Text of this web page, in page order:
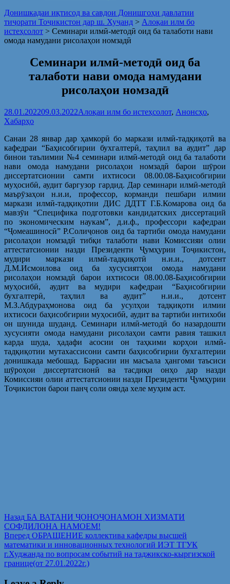
Донишкадаи иқтисод ва савдои Донишгоҳи давлатии
тиҷорати Тоҷикистон дар ш. Хуҷанд > Алоқаи илм бо
истеҳсолот > Семинари илмӣ-методӣ оид ба талаботи нави
омода намудани рисолаҳои номзадӣ
Семинари илмӣ-методӣ оид ба
талаботи нави омода намудани
рисолаҳои номзадӣ
28.01.202209.03.2022Алоқаи илм бо истеҳсолот, Анонсҳо,
Хабарҳо
Санаи 28 январ дар ҳамкорӣ бо маркази илмӣ-тадқиқотӣ ва
кафедраи “Баҳисобгирии бухгалтерӣ, таҳлил ва аудит” дар
бинои таълимии №4 семинари илмӣ-методӣ оид ба талаботи
нави омода намудани рисолаҳои номзадӣ барои шӯрои
диссертатсионии самти ихтисоси 08.00.08-Баҳисобгирии
муҳосибӣ, аудит баргузор гардид. Дар семинари илмӣ-методӣ
маърӯзаҳои н.и.и, профессор, корманди пешбари илмии
маркази илмӣ-тадқиқотии ДИС ДДТТ Г.Б.Комарова оид ба
мавзӯи “Специфика подготовки кандидатских диссертаций
по экономическим наукам”, д.и.ф., профессори кафедраи
“Ҷомеашиносӣ” Р.Солиҷонов оид ба тартиби омода намудани
рисолаҳои номзадӣ тибқи талаботи нави Комиссияи олии
аттестатсионии назди Президенти Ҷумҳурии Тоҷикистон,
мудири маркази илмӣ-тадқиқотӣ н.и.и., дотсент
Д.М.Исмоилова оид ба хусусиятҳои омода намудани
рисолаҳои номзадӣ барои ихтисоси 08.00.08-Баҳисобгирии
муҳосибӣ, аудит ва мудири кафедраи “Баҳисобгирии
бухгалтерӣ, таҳлил ва аудит” н.и.и., дотсент
М.З.Абдураҳмонова оид ба усулҳои тадқиқоти илмии
ихтисоси баҳисобгирии муҳосибӣ, аудит ва тартиби интихоби
он шунида шуданд. Семинари илмӣ-методӣ бо назардошти
хусусияти омода намудани рисолаҳои самти равия ташкил
карда шуда, ҳадафи асосии он таҳкими корҳои илмӣ-
тадқиқотии мутахассисони самти баҳисобгирии бухгалтерии
донишкада мебошад. Баррасии ин масъала ҳангоми таъсиси
шӯроҳои диссертатсионӣ ва тасдиқи онҳо дар назди
Комиссияи олии аттестатсионии назди Президенти Ҷумҳурии
Тоҷикистон барои панҷ соли оянда хеле муҳим аст.
Post
navigation
Назад Предыдущая
запись:
БА ВАТАНИ ҶОНОҶОНАМОН ХИЗМАТИ
СОФДИЛОНА НАМОЕМ!
Вперед Следующая
запись:
ОБРАЩЕНИЕ коллектива кафедры высшей
математики и инновационных технологий ИЭТ ТГУК
г.Худжанда по вопросам событий на таджикско-кыргизской
границе(от 27.01.2022г.)